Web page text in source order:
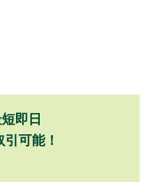
即日
可能！